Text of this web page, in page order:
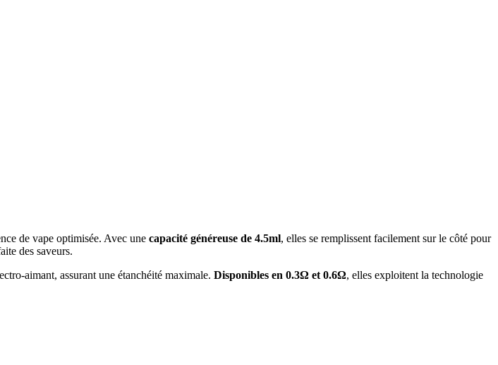
de vape optimisée. Avec une capacité généreuse de 4.5ml, elles se remplissent facilement sur le côté pour
des saveurs.
aimant, assurant une étanchéité maximale. Disponibles en 0.3Ω et 0.6Ω, elles exploitent la technologie